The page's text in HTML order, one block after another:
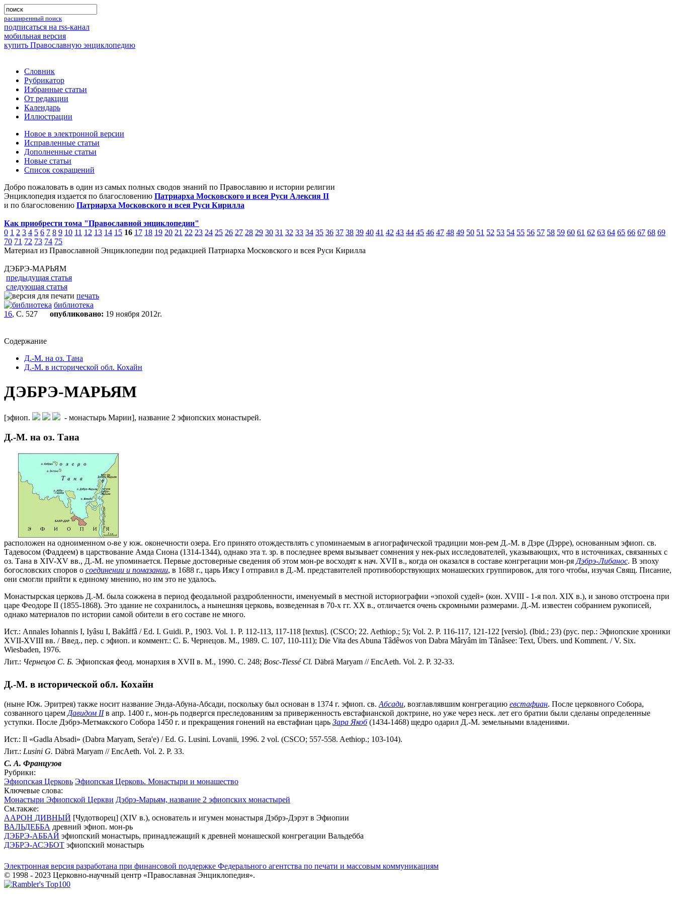
расширенный поиск
подписаться на rss-канал
мобильная версия
купить Православную энциклопедию
Словник
Рубрикатор
Избранные статьи
От редакции
Календарь
Иллюстрации
Новое в электронной версии
Исправленные статьи
Дополненные статьи
Новые статьи
Список сокращений
Добро пожаловать в один из самых полных сводов знаний по Православию и истории религии
Энциклопедия издается по благословению Патриарха Московского и всея Руси Алексия II
и по благословению Патриарха Московского и всея Руси Кирилла
Как приобрести тома "Православной энциклопедии"
0 1 2 3 4 5 6 7 8 9 10 11 12 13 14 15 16 17 18 19 20 21 22 23 24 25 26 27 28 29 30 31 32 33 34 35 36 37 38 39 40 41 42 43 44 45 46 47 48 49 50 51 52 53 54 55 56 57 58 59 60 61 62 63 64 65 66 67 68 69
70 71 72 73 74 75
Материал из Православной Энциклопедии под редакцией Патриарха Московского и всея Руси Кирилла
ДЭБРЭ-МАРЬЯМ
предыдущая статья
следующая статья
печать
библиотека
16, С. 527 опубликовано: 19 ноября 2012г.
Содержание
Д.-М. на оз. Тана
Д.-М. в исторической обл. Кохайн
ДЭБРЭ-МАРЬЯМ
[эфиоп. - монастырь Марии], название 2 эфиопских монастырей.
Д.-М. на оз. Тана
расположен на одноименном о-ве у юж. оконечности озера. Его принято отождествлять с упоминаемым в агиографической традиции мон-рем Д.-М. в Дэре (Дэрре), основанным эфиоп. св.
Тадевосом (Фаддеем) в царствование Амда Сиона (1314-1344), однако эта т. зр. в последнее время вызывает сомнения у нек-рых исследователей, указывающих, что в источниках, связанных с
оз. Тана в XIV-XV вв., Д.-М. не упоминается. Первые достоверные сведения об этом мон-ре восходят к нач. XVII в., когда он оказался в составе конгрегации мон-ря Дэбрэ-Либанос. В эпоху
богословских споров о соединении и помазании, в 1688 г., царь Иясу I отправил в Д.-М. представителей противоборствующих монашеских группировок, для того чтобы, изучая Свящ. Писание,
они смогли прийти к единому мнению, но им это не удалось.
Монастырская церковь Д.-М. была сожжена в период феодальной раздробленности, именуемый в местной историографии «эпохой судей» (кон. XVIII - 1-я пол. XIX в.), и заново отстроена при
царе Феодоре II (1855-1868). Это здание не сохранилось, а нынешняя церковь, возведенная в 70-х гг. XX в., отличается очень скромными размерами. Д.-М. известен собранием рукописей,
однако материалов по истории самой обители в его составе не много.
Ист.: Annales Iohannis I, Iyâsu I, Bakâffâ / Ed. I. Guidi. P., 1903. Vol. 1. P. 112-113, 117-118 [textus]. (CSCO; 22. Aethiop.; 5); Vol. 2. P. 116-117, 121-122 [versio]. (Ibid.; 23) (рус. пер.: Эфиопские хроники
XVII-XVIII вв. / Введ., пер. с эфиоп. и коммент.: С. Б. Чернецов. М., 1989. С. 107, 110-111); Die Vita des Abuna Tâdêwos von Dabra Mâryâm im Tânâsee: Text, Übers. und Komment. / V. Six.
Wiesbaden, 1976.
Лит.: Чернецов С. Б. Эфиопская феод. монархия в XVII в. М., 1990. С. 248; Bosc-TiesséCl. Däbrä Maryam // EncAeth. Vol. 2. P. 32-33.
Д.-М. в исторической обл. Кохайн
(ныне Юж. Эритрея) также носит название Энда-Абуна-Абсади, поскольку был основан в 1374 г. эфиоп. св. Абсади, возглавлявшим конгрегацию евстафиан. После церковного Собора,
созванного царем Давидом IIв апр. 1400 г., мон-рь подвергся преследованиям за приверженность евстафианской доктрине, но уже через неск. лет его братии были сделаны определенные
уступки. После Дэбрэ-Метмакского Собора 1450 г. и прекращения гонений на евстафиан царь Зара Якоб(1434-1468) щедро одарил Д.-М. земельными владениями.
Ист.: Il «Gadla Absadi» (Dabra Maryam, Sera'e) / Ed. G. Lusini. Lovanii, 1996. 2 vol. (CSCO; 557-558. Aethiop.; 103-104).
Лит.: Lusini G. Däbrä Maryam // EncAeth. Vol. 2. P. 33.
С. А. Французов
Рубрики:
Эфиопская Церковь Эфиопская Церковь. Монастыри и монашество
Ключевые слова:
Монастыри Эфиопской Церкви Дэбрэ-Марьям, название 2 эфиопских монастырей
См.также:
ААРОН ДИВНЫЙ [Чудотворец] (XIV в.), основатель и игумен монастыря Дэбрэ-Дэрэт в Эфиопии
ВАЛЬДЕББА древний эфиоп. мон-рь
ДЭБРЭ-АББАЙ эфиопский монастырь, принадлежащий к древней монашеской конгрегации Вальдебба
ДЭБРЭ-АСЭБОТ эфиопский монастырь
Электронная версия разработана при финансовой поддержке Федерального агентства по печати и массовым коммуникациям
© 1998 - 2023 Церковно-научный центр «Православная Энциклопедия».